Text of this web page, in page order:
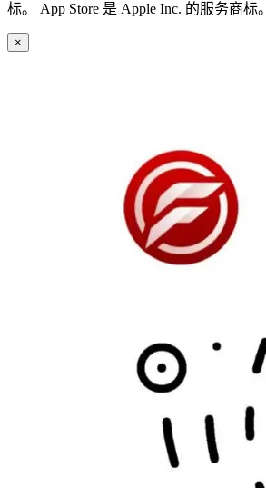
标。 App Store 是 Apple Inc. 的服务商标。
×